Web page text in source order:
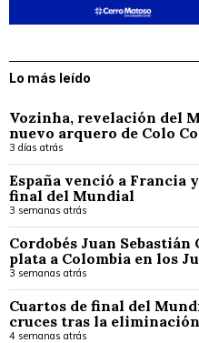
Lo más leído
Vozinha, revelación del
nuevo arquero de Colo
3 días atrás
España venció a Francia
final del Mundial
3 semanas atrás
Cordobés Juan Sebastián
plata a Colombia en los
3 semanas atrás
Cuartos de final del
cruces tras la
4 semanas atrás